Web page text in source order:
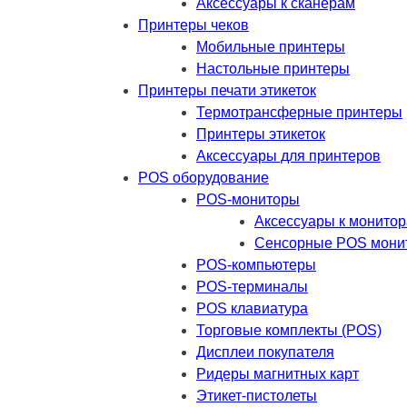
Аксессуары к сканерам
Принтеры чеков
Мобильные принтеры
Настольные принтеры
Принтеры печати этикеток
Термотрансферные принтеры
Принтеры этикеток
Аксессуары для принтеров
POS оборудование
POS-мониторы
Аксессуары к
Сенсорные POS
POS-компьютеры
POS-терминалы
POS клавиатура
Торговые комплекты (POS)
Дисплеи покупателя
Ридеры магнитных карт
Этикет-пистолеты